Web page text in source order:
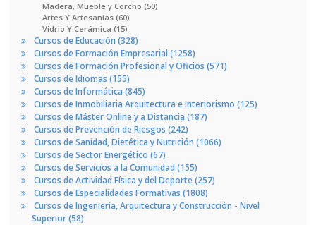
Madera, Mueble y Corcho (50)
Artes Y Artesanías (60)
Vidrio Y Cerámica (15)
Cursos de Educación (328)
Cursos de Formación Empresarial (1258)
Cursos de Formación Profesional y Oficios (571)
Cursos de Idiomas (155)
Cursos de Informática (845)
Cursos de Inmobiliaria Arquitectura e Interiorismo (125)
Cursos de Máster Online y a Distancia (187)
Cursos de Prevención de Riesgos (242)
Cursos de Sanidad, Dietética y Nutrición (1066)
Cursos de Sector Energético (67)
Cursos de Servicios a la Comunidad (155)
Cursos de Actividad Física y del Deporte (257)
Cursos de Especialidades Formativas (1808)
Cursos de Ingeniería, Arquitectura y Construcción - Nivel
Superior (58)